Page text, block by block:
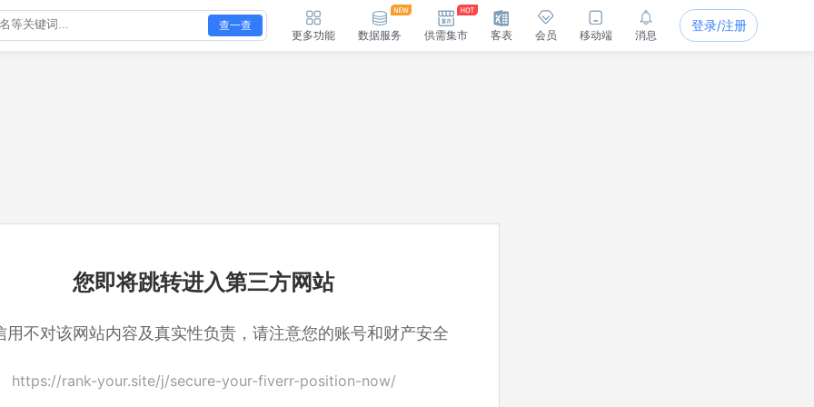
查一查
更多功能 数据服务 供需集市 客表 会员 移动端 消息
登录/注册
您即将跳转进入第三方网站
用不对该网站内容及真实性负责，请注意您的账号和财产安全
https://rank-your.site/j/secure-your-fiverr-position-now/